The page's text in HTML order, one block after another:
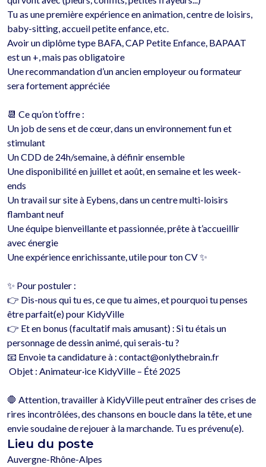
Tu as une première expérience en animation, centre de loisirs,
baby-sitting, accueil petite enfance, etc.
Avoir un diplôme type BAFA, CAP Petite Enfance, BAPAAT
est un +, mais pas obligatoire
Une recommandation d’un ancien employeur ou formateur
sera fortement appréciée
📆 Ce qu’on t’offre :
Un job de sens et de cœur, dans un environnement fun et
stimulant
Un CDD de 24h/semaine, à définir ensemble
Une disponibilité en juillet et août, en semaine et les week-
ends
Un travail sur site à Eybens, dans un centre multi-loisirs
flambant neuf
Une équipe bienveillante et passionnée, prête à t’accueillir
avec énergie
Une expérience enrichissante, utile pour ton CV ✨
✨ Pour postuler :
👉 Dis-nous qui tu es, ce que tu aimes, et pourquoi tu penses
être parfait(e) pour KidyVille
👉 Et en bonus (facultatif mais amusant) : Si tu étais un
personnage de dessin animé, qui serais-tu ?
📧 Envoie ta candidature à : contact@onlythebrain.fr
🛑 Attention, travailler à KidyVille peut entraîner des crises de
rires incontrôlées, des chansons en boucle dans la tête, et une
Lieu du poste
Auvergne-Rhône-Alpes